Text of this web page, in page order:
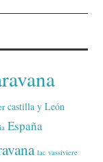
castilla y León
España
lac vassiviere